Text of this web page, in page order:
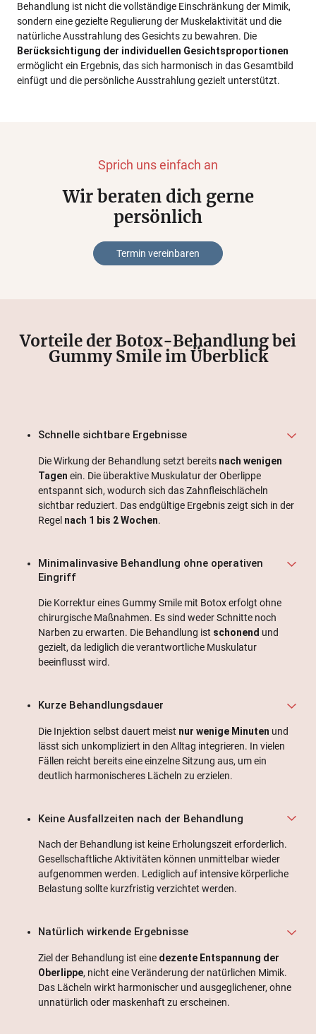
Behandlung ist nicht die vollständige Einschränkung der Mimik,
sondern eine gezielte Regulierung der Muskelaktivität und die
natürliche Ausstrahlung des Gesichts zu bewahren. Die
Berücksichtigung der individuellen Gesichtsproportionen
ermöglicht ein Ergebnis, das sich harmonisch in das Gesamtbild
einfügt und die persönliche Ausstrahlung gezielt unterstützt.
Sprich uns einfach an
Wir beraten dich gerne
persönlich
Termin vereinbaren
Vorteile der Botox-Behandlung bei
Gummy Smile im Überblick
Schnelle sichtbare Ergebnisse
Die Wirkung der Behandlung setzt bereits nach wenigen
Tagen ein. Die überaktive Muskulatur der Oberlippe
entspannt sich, wodurch sich das Zahnfleischlächeln
sichtbar reduziert. Das endgültige Ergebnis zeigt sich in der
Regel nach 1 bis 2 Wochen.
Minimalinvasive Behandlung ohne operativen
Eingriff
Die Korrektur eines Gummy Smile mit Botox erfolgt ohne
chirurgische Maßnahmen. Es sind weder Schnitte noch
Narben zu erwarten. Die Behandlung ist schonend und
gezielt, da lediglich die verantwortliche Muskulatur
beeinflusst wird.
Kurze Behandlungsdauer
Die Injektion selbst dauert meist nur wenige Minuten und
lässt sich unkompliziert in den Alltag integrieren. In vielen
Fällen reicht bereits eine einzelne Sitzung aus, um ein
deutlich harmonischeres Lächeln zu erzielen.
Keine Ausfallzeiten nach der Behandlung
Nach der Behandlung ist keine Erholungszeit erforderlich.
Gesellschaftliche Aktivitäten können unmittelbar wieder
aufgenommen werden. Lediglich auf intensive körperliche
Belastung sollte kurzfristig verzichtet werden.
Natürlich wirkende Ergebnisse
Ziel der Behandlung ist eine dezente Entspannung der
Oberlippe, nicht eine Veränderung der natürlichen Mimik.
Das Lächeln wirkt harmonischer und ausgeglichener, ohne
unnatürlich oder maskenhaft zu erscheinen.